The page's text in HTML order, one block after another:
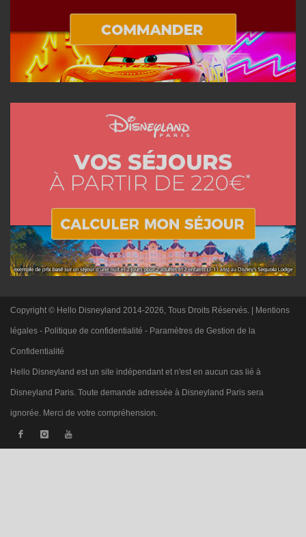
Copyright © Hello Disneyland 2014-2026, Tous Droits Réservés. | Mentions
légales - Politique de confidentialité - Paramètres de Gestion de la
Confidentialité
Hello Disneyland est un site indépendant et n'est en aucun cas lié à
Disneyland Paris. Toute demande adressée à Disneyland Paris sera
ignorée. Merci de votre compréhension.